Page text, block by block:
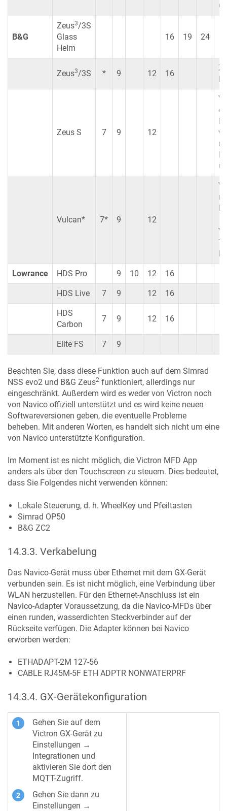
B&G
Zeus3/3S
Glass
Helm
16 19 24
Zeus3/3S * 9 12 16
Zeus S 7 9 12
Vulcan* 7* 9 12
Lowrance HDS Pro 9 10 12 16
HDS Live 7 9 12 16
HDS
Carbon
7 9 12 16
Elite FS 7 9
Beachten Sie, dass diese Funktion auch auf dem Simrad
NSS evo2 und B&G Zeus2 funktioniert, allerdings nur
eingeschränkt. Außerdem wird es weder von Victron noch
von Navico offiziell unterstützt und es wird keine neuen
Softwareversionen geben, die eventuelle Probleme
beheben. Mit anderen Worten, es handelt sich nicht um eine
von Navico unterstützte Konfiguration.
Im Moment ist es nicht möglich, die Victron MFD App
anders als über den Touchscreen zu steuern. Dies bedeutet,
dass Sie Folgendes nicht verwenden können:
Lokale Steuerung, d. h. WheelKey und Pfeiltasten
Simrad OP50
B&G ZC2
14.3.3. Verkabelung
Das Navico-Gerät muss über Ethernet mit dem GX-Gerät
verbunden sein. Es ist nicht möglich, eine Verbindung über
WLAN herzustellen. Für den Ethernet-Anschluss ist ein
Navico-Adapter Voraussetzung, da die Navico-MFDs über
einen runden, wasserdichten Steckverbinder auf der
Rückseite verfügen. Die Adapter können bei Navico
erworben werden:
ETHADAPT-2M 127-56
CABLE RJ45M-5F ETH ADPTR NONWATERPRF
14.3.4. GX-Gerätekonfiguration
Gehen Sie auf dem
Victron GX-Gerät zu
Einstellungen →
Integrationen und
aktivieren Sie dort den
MQTT-Zugriff.
Gehen Sie dann zu
Einstellungen →